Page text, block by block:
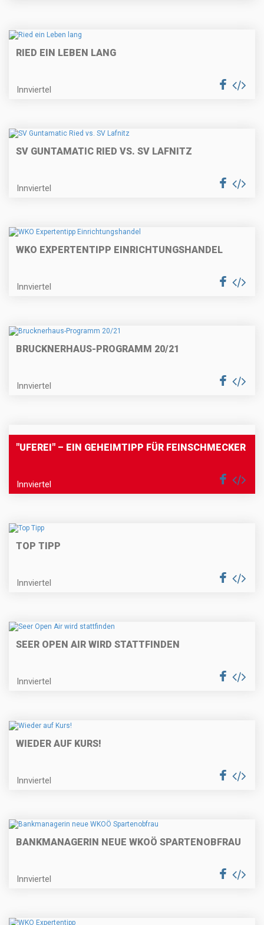
RIED EIN LEBEN LANG
Innviertel
SV GUNTAMATIC RIED VS. SV LAFNITZ
Innviertel
WKO EXPERTENTIPP EINRICHTUNGSHANDEL
Innviertel
BRUCKNERHAUS-PROGRAMM 20/21
Innviertel
"UFEREI" – EIN GEHEIMTIPP FÜR FEINSCHMECKER
Innviertel
TOP TIPP
Innviertel
SEER OPEN AIR WIRD STATTFINDEN
Innviertel
WIEDER AUF KURS!
Innviertel
BANKMANAGERIN NEUE WKOÖ SPARTENOBFRAU
Innviertel